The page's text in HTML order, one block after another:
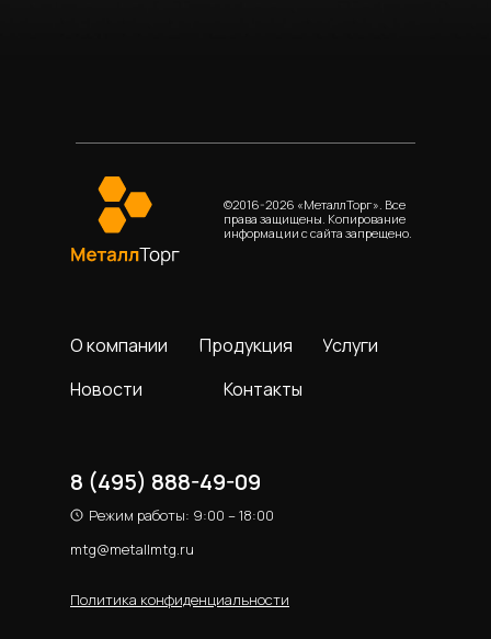
©2016-2026 «МеталлТорг». Все
права защищены. Копирование
информации с сайта запрещено.
8 (495) 888-49-09
Режим работы: 9:00 – 18:00
mtg@metallmtg.ru
Политика конфиденциальности
О компании
Новости
Услуги
Продукция
Контакты